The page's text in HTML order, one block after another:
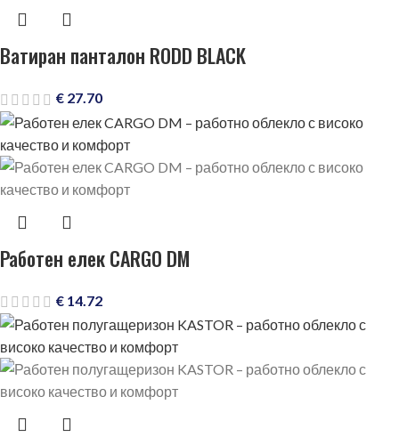
Ватиран панталон RODD BLACK
€ 27.70
Работен елек CARGO DM
€ 14.72